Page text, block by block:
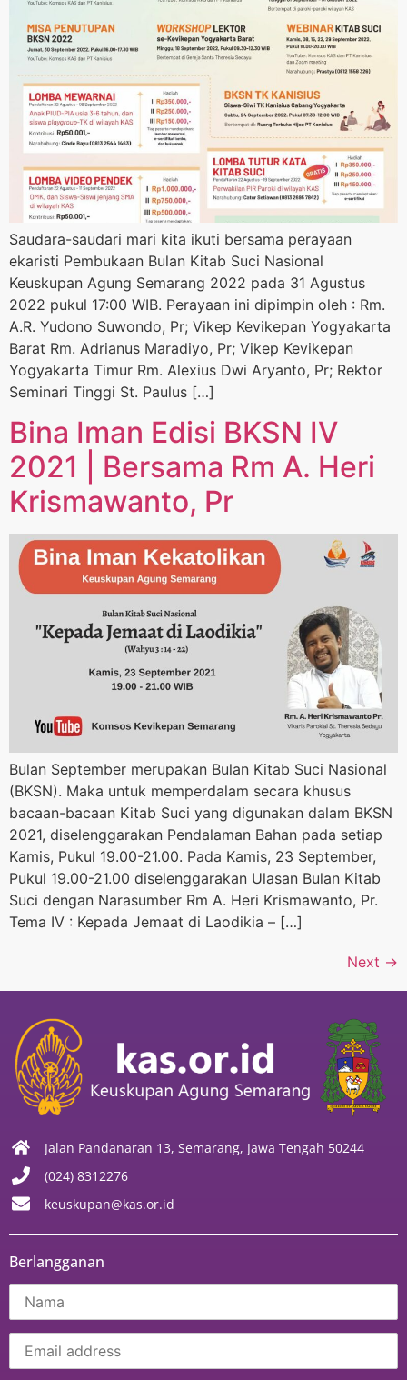
Saudara-saudari mari kita ikuti bersama perayaan
ekaristi Pembukaan Bulan Kitab Suci Nasional
Keuskupan Agung Semarang 2022 pada 31 Agustus
2022 pukul 17:00 WIB. Perayaan ini dipimpin oleh : Rm.
A.R. Yudono Suwondo, Pr; Vikep Kevikepan Yogyakarta
Barat Rm. Adrianus Maradiyo, Pr; Vikep Kevikepan
Yogyakarta Timur Rm. Alexius Dwi Aryanto, Pr; Rektor
Seminari Tinggi St. Paulus […]
Bina Iman Edisi BKSN IV
2021 | Bersama Rm A. Heri
Krismawanto, Pr
Bulan September merupakan Bulan Kitab Suci Nasional
(BKSN). Maka untuk memperdalam secara khusus
bacaan-bacaan Kitab Suci yang digunakan dalam BKSN
2021, diselenggarakan Pendalaman Bahan pada setiap
Kamis, Pukul 19.00-21.00. Pada Kamis, 23 September,
Pukul 19.00-21.00 diselenggarakan Ulasan Bulan Kitab
Suci dengan Narasumber Rm A. Heri Krismawanto, Pr.
Tema IV : Kepada Jemaat di Laodikia – […]
Next →
Jalan Pandanaran 13, Semarang, Jawa Tengah 50244
(024) 8312276
keuskupan@kas.or.id
Berlangganan